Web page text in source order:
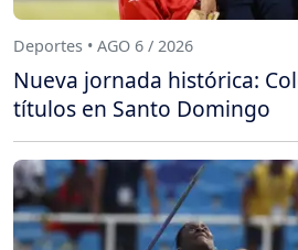
Deportes • AGO 6 / 2026
Nueva jornada histórica:
títulos en Santo Domingo